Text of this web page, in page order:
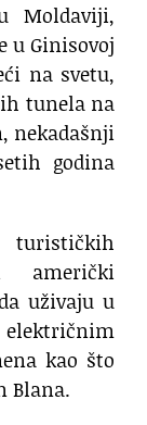
Moldaviji,
u Ginisovoj
na svetu,
tunela na
nekadašnji
godina
američki
uživaju u
električnim
kao što
Blana.